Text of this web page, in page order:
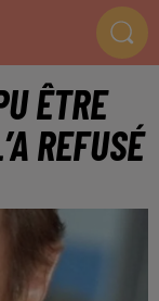
ÊTRE
REFUSÉ